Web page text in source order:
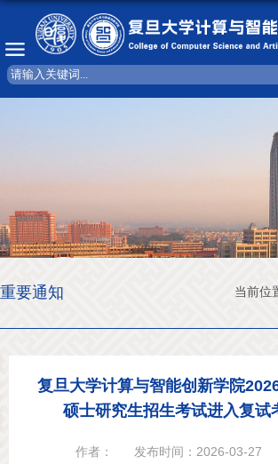
当前位
重要通知
复旦大学计算与智能创新学院
硕士研究生招生考试进入复试
作者： 发布时间：2026-03-27